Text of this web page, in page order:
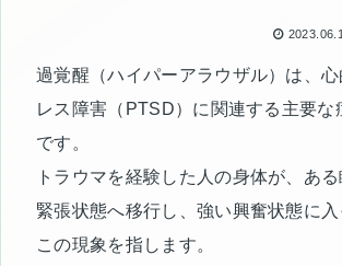
過覚醒（ハイパーアラウザル）は、心
レス障害（PTSD）に関連する主要な
です。
トラウマを経験した人の身体が、ある
緊張状態へ移行し、強い興奮状態に入
この現象を指します。